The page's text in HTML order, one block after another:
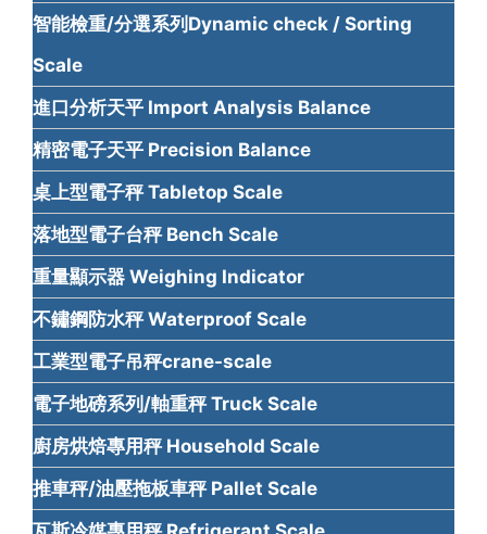
智能檢重/分選系列Dynamic check / Sorting
Scale
進口分析天平 Import Analysis Balance
精密電子天平 Precision Balance
桌上型電子秤 Tabletop Scale
落地型電子台秤 Bench Scale
重量顯示器 Weighing Indicator
不鏽鋼防水秤 Waterproof Scale
工業型電子吊秤crane-scale
電子地磅系列/軸重秤 Truck Scale
廚房烘焙專用秤 Household Scale
推車秤/油壓拖板車秤 Pallet Scale